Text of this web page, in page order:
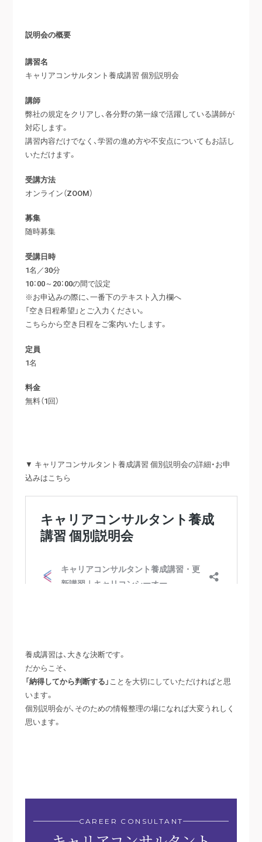
説明会の概要
講習名
キャリアコンサルタント養成講習 個別説明会
講師
弊社の規定をクリアし、各分野の第一線で活躍している講師が
対応します。
講習内容だけでなく、学習の進め方や不安点についてもお話し
いただけます。
受講方法
オンライン（ZOOM）
募集
随時募集
受講日時
1名／30分
10：00～20：00の間で設定
※お申込みの際に、一番下のテキスト入力欄へ
「空き日程希望」とご入力ください。
こちらから空き日程をご案内いたします。
定員
1名
料金
無料（1回）
▼ キャリアコンサルタント養成講習 個別説明会の詳細・お申
込みはこちら
養成講習は、大きな決断です。
だからこそ、
「納得してから判断する」ことを大切にしていただければと思
います。
個別説明会が、そのための情報整理の場になれば大変うれしく
思います。
CAREER CONSULTANT